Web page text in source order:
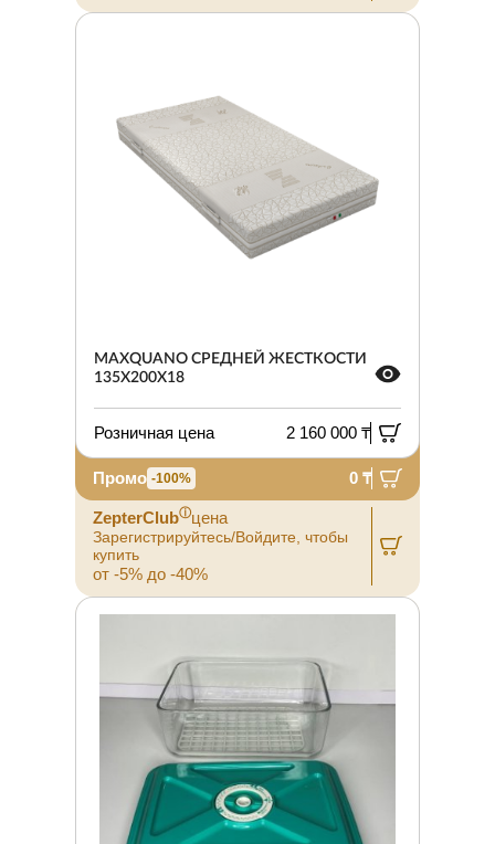
MAXQUANO СРЕДНЕЙ ЖЕСТКОСТИ
135X200X18
Розничная цена 2 160 000 ₸
Промо -100% 0 ₸
ZepterClubⓘцена
Зарегистрируйтесь/Войдите, чтобы
купить
от -5% до -40%